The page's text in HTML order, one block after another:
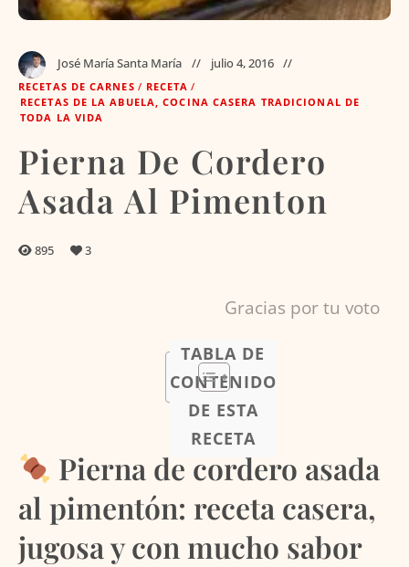
José María Santa María julio 4, 2016
RECETAS DE CARNES / RECETA /
RECETAS DE LA ABUELA, COCINA CASERA TRADICIONAL DE
TODA LA VIDA
Pierna De Cordero
Asada Al Pimenton
895 3
Gracias por tu voto
TABLA DE
CONTENIDO
DE ESTA
RECETA
Pierna de cordero asada
al pimentón: receta casera,
jugosa y con mucho sabor